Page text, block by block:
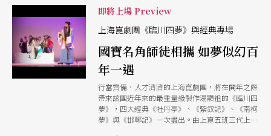
情；變換淡黃白，回憶相送相留之情遺；轉向冷色
向舞台前一跪，spotlight畫出一光區，將「至情」
端上戲劇張力高潮。可見本齣戲轉向以燈光變換作
為寫意表現，舞台上除了保留傳統一桌二椅及演員
身段作表外，也憑藉燈光色調昇華戲曲原粹。
即將上場 Preview
上海崑劇團《臨川四夢》與經典專場
國寶名角師徒相攜 如夢似幻百
年一遇
行當齊備、人才濟濟的上海崑劇團，將在開年之際
帶來該團近年來的最重量級製作湯顯祖的《臨川四
夢》，四大經典《牡丹亭》、《紫釵記》、《南柯
夢》與《邯鄲記》一次盡出。由上崑五班三代上至